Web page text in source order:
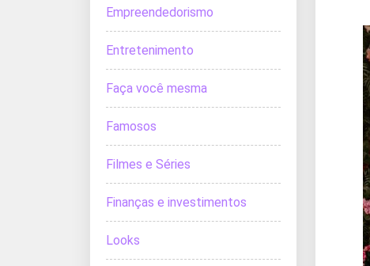
Empreendedorismo
Entretenimento
Faça você mesma
Famosos
Filmes e Séries
Finanças e investimentos
Looks